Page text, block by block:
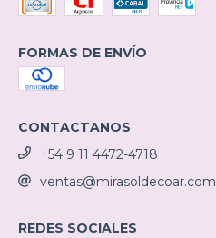
FORMAS DE ENVÍO
CONTACTANOS
+54 9 11 4472-4718
ventas@mirasoldecoar.com
REDES SOCIALES